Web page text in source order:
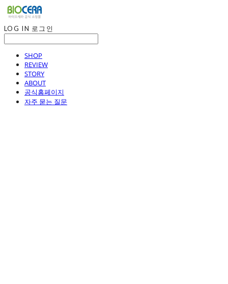
LOG IN 로그인
SHOP
REVIEW
STORY
ABOUT
공식홈페이지
자주 묻는 질문